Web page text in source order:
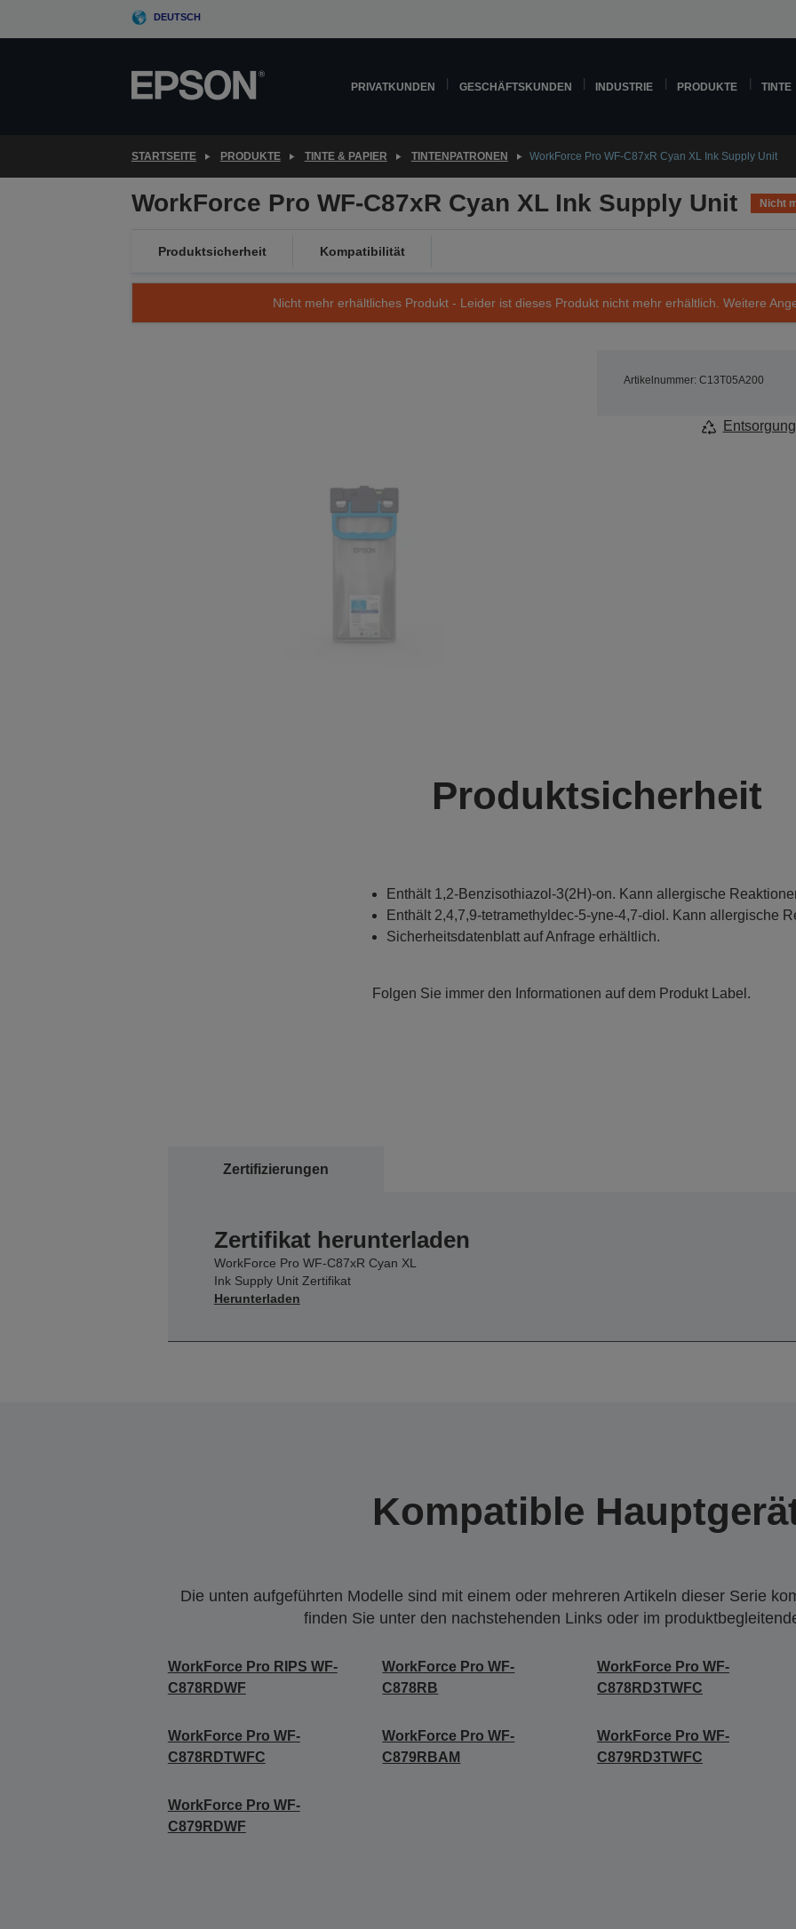
DEUTSCH
PRIVATKUNDEN GESCHÄFTSKUNDEN INDUSTRIE PRODUKTE TINTE
STARTSEITE PRODUKTE TINTE & PAPIER TINTENPATRONEN WorkForce Pro WF-C87xR Cyan XL Ink Supply Unit
WorkForce Pro WF-C87xR Cyan XL Ink Supply Unit Nicht
Produktsicherheit Kompatibilität
Nicht mehr erhältliches Produkt - Leider ist dieses Produkt nicht mehr erhältlich. Weitere
Artikelnummer: C13T05A200
Produktsicherheit
Enthält 1,2-Benzisothiazol-3(2H)-on. Kann allergische
Enthält 2,4,7,9-tetramethyldec-5-yne-4,7-diol. Kann allergische
Sicherheitsdatenblatt auf Anfrage erhältlich.
Folgen Sie immer den Informationen auf dem Produkt Label.
Zertifizierungen
Zertifikat herunterladen
WorkForce Pro WF-C87xR Cyan XL
Ink Supply Unit Zertifikat
Herunterladen
Kompatible
Die unten aufgeführten Modelle sind mit einem oder mehreren Artikeln dieser Serie
finden Sie unter den nachstehenden Links oder im
WorkForce Pro RIPS WF-
C878RDWF
WorkForce Pro WF-
C878RB
WorkForce Pro WF-
C878RD3TWFC
WorkForce Pro WF-
C878RDTWFC
WorkForce Pro WF-
C879RBAM
WorkForce Pro WF-
C879RD3TWFC
WorkForce Pro WF-
C879RDWF